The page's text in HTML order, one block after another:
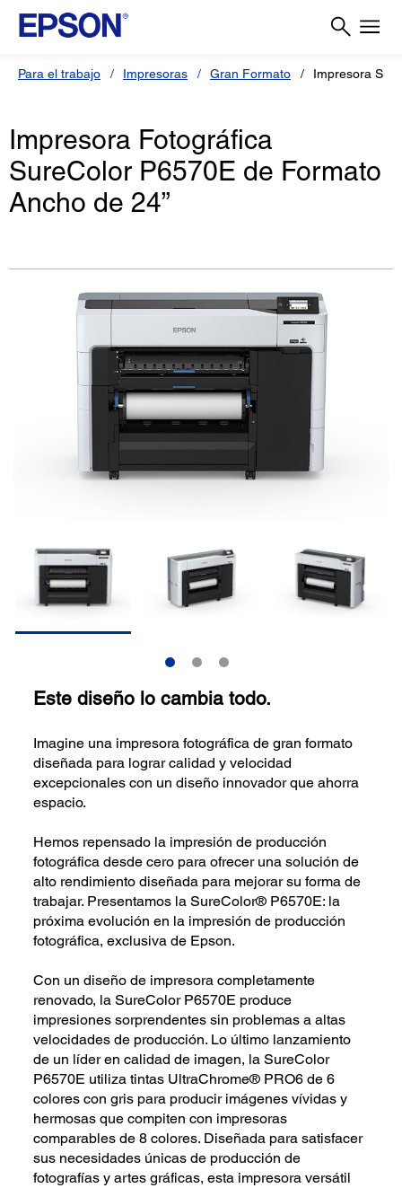
Para el trabajo Impresoras Gran Formato Impresora
Impresora Fotográfica
SureColor P6570E de Formato
Ancho de 24”
Este diseño lo cambia todo.
Imagine una impresora fotográfica de gran formato
diseñada para lograr calidad y velocidad
excepcionales con un diseño innovador que ahorra
espacio.
Hemos repensado la impresión de producción
fotográfica desde cero para ofrecer una solución de
alto rendimiento diseñada para mejorar su forma de
trabajar. Presentamos la SureColor® P6570E: la
próxima evolución en la impresión de producción
fotográfica, exclusiva de Epson.
Con un diseño de impresora completamente
renovado, la SureColor P6570E produce
impresiones sorprendentes sin problemas a altas
velocidades de producción. Lo último lanzamiento
de un líder en calidad de imagen, la SureColor
P6570E utiliza tintas UltraChrome® PRO6 de 6
colores con gris para producir imágenes vívidas y
hermosas que compiten con impresoras
comparables de 8 colores. Diseñada para satisfacer
sus necesidades únicas de producción de
fotografías y artes gráficas, esta impresora versátil